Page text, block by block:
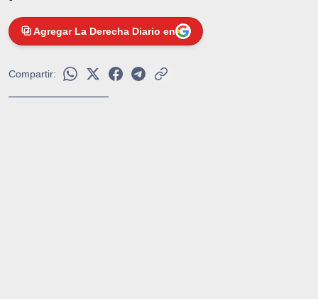
Agregar La Derecha Diario en
Compartir: